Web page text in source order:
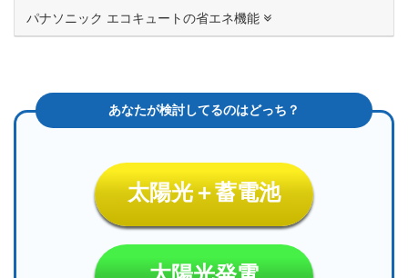
パナソニック エコキュートの省エネ機能
太陽光＋蓄電池